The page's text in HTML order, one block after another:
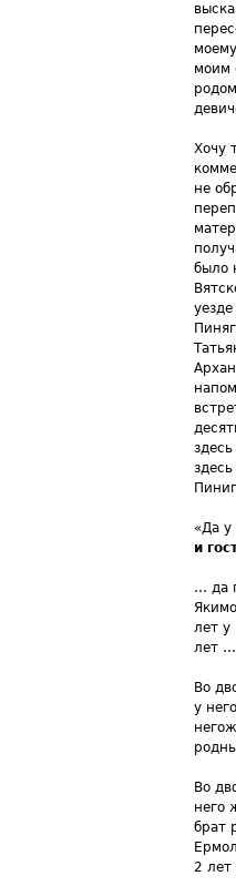
моим
Хочу
не
было
«Да
и
… да
лет у
лет …
Во
у
Во
него
брат
2